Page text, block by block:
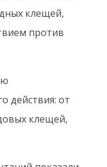
клещей,
против
действия: от
клещей,